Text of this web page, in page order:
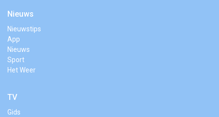
Nieuws
Nieuwstips
App
Nieuws
Sport
Het Weer
TV
Gids